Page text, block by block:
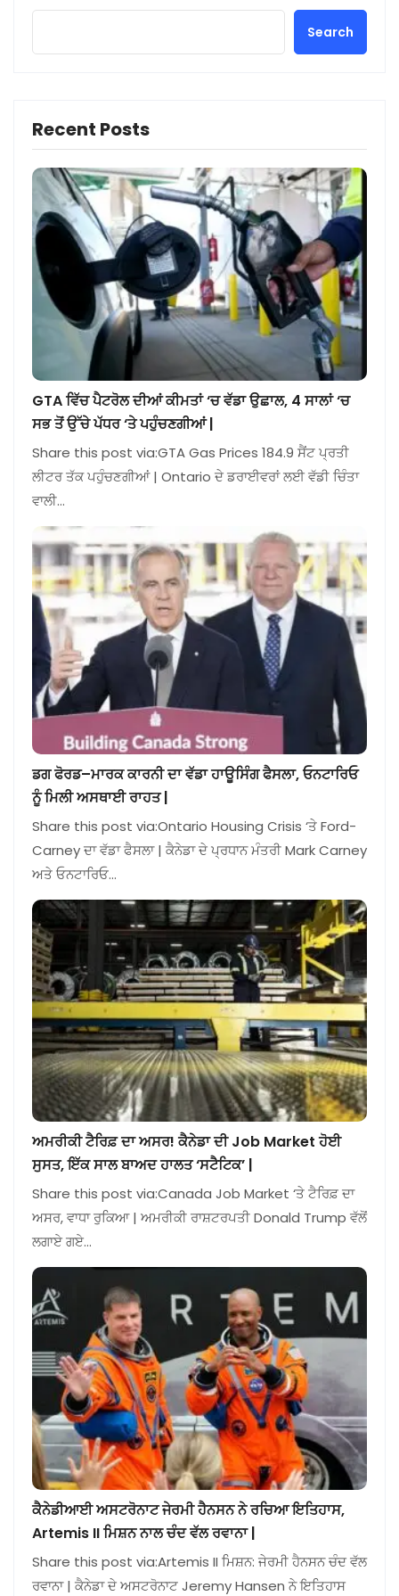
Search
Recent Posts
GTA ਵਿੱਚ ਪੈਟਰੋਲ ਦੀਆਂ ਕੀਮਤਾਂ ‘ਚ ਵੱਡਾ ਉਛਾਲ, 4 ਸਾਲਾਂ ‘ਚ
ਸਭ ਤੋਂ ਉੱਚੇ ਪੱਧਰ ‘ਤੇ ਪਹੁੰਚਣਗੀਆਂ |
Share this post via:GTA Gas Prices 184.9 ਸੈਂਟ ਪ੍ਰਤੀ
ਲੀਟਰ ਤੱਕ ਪਹੁੰਚਣਗੀਆਂ | Ontario ਦੇ ਡਰਾਈਵਰਾਂ ਲਈ ਵੱਡੀ ਚਿੰਤਾ
ਵਾਲੀ…
ਡਗ ਫੋਰਡ–ਮਾਰਕ ਕਾਰਨੀ ਦਾ ਵੱਡਾ ਹਾਊਸਿੰਗ ਫੈਸਲਾ, ਓਨਟਾਰਿਓ
ਨੂੰ ਮਿਲੀ ਅਸਥਾਈ ਰਾਹਤ |
Share this post via:Ontario Housing Crisis ‘ਤੇ Ford-
Carney ਦਾ ਵੱਡਾ ਫੈਸਲਾ | ਕੈਨੇਡਾ ਦੇ ਪ੍ਰਧਾਨ ਮੰਤਰੀ Mark Carney
ਅਤੇ ਓਨਟਾਰਿਓ…
ਅਮਰੀਕੀ ਟੈਰਿਫ਼ ਦਾ ਅਸਰ! ਕੈਨੇਡਾ ਦੀ Job Market ਹੋਈ
ਸੁਸਤ, ਇੱਕ ਸਾਲ ਬਾਅਦ ਹਾਲਤ ‘ਸਟੈਟਿਕ’ |
Share this post via:Canada Job Market ‘ਤੇ ਟੈਰਿਫ਼ ਦਾ
ਅਸਰ, ਵਾਧਾ ਰੁਕਿਆ | ਅਮਰੀਕੀ ਰਾਸ਼ਟਰਪਤੀ Donald Trump ਵੱਲੋਂ
ਲਗਾਏ ਗਏ…
ਕੈਨੇਡੀਆਈ ਅਸਟਰੋਨਾਟ ਜੇਰਮੀ ਹੈਨਸਨ ਨੇ ਰਚਿਆ ਇਤਿਹਾਸ,
Artemis II ਮਿਸ਼ਨ ਨਾਲ ਚੰਦ ਵੱਲ ਰਵਾਨਾ |
Share this post via:Artemis II ਮਿਸ਼ਨ: ਜੇਰਮੀ ਹੈਨਸਨ ਚੰਦ ਵੱਲ
ਰਵਾਨਾ | ਕੈਨੇਡਾ ਦੇ ਅਸਟਰੋਨਾਟ Jeremy Hansen ਨੇ ਇਤਿਹਾਸ